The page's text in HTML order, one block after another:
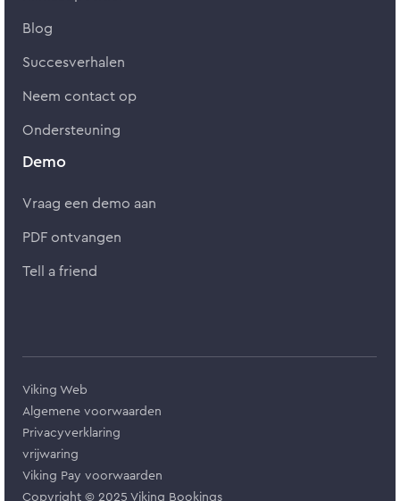
Blog
Succesverhalen
Neem contact op
Ondersteuning
Demo
Vraag een demo aan
PDF ontvangen
Tell a friend
Copyright © 2025 Viking Bookings
Viking Web
Algemene voorwaarden
Privacyverklaring
vrijwaring
Viking Pay voorwaarden